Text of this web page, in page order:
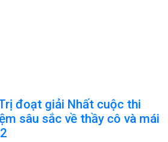
đoạt giải Nhất cuộc thi
sâu sắc về thầy cô và mái